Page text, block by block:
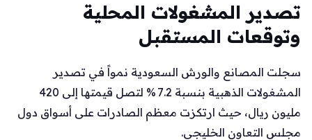
تصدير المشغولات المحلية
وتوقعات المستقبل
سجلت المصانع والورش السعودية نمواً في تصدير
المشغولات الذهبية بنسبة 7.2 % لتصل قيمتها إلى 420
مليون ريال، حيث ارتكزت معظم الصادرات على أسواق دول
مجلس التعاون الخليجي.